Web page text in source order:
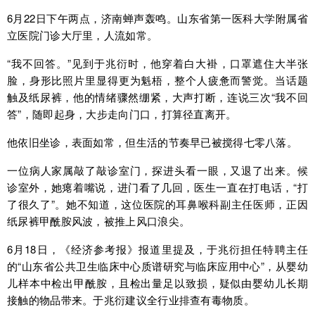
6月22日下午两点，济南蝉声轰鸣。山东省第一医科大学附属省
立医院门诊大厅里，人流如常。
“我不回答。”见到于兆衍时，他穿着白大褂，口罩遮住大半张
脸，身形比照片里显得更为魁梧，整个人疲惫而警觉。当话题
触及纸尿裤，他的情绪骤然绷紧，大声打断，连说三次“我不回
答”，随即起身，大步走向门口，打算径直离开。
他依旧坐诊，表面如常，但生活的节奏早已被搅得七零八落。
一位病人家属敲了敲诊室门，探进头看一眼，又退了出来。候
诊室外，她瘪着嘴说，进门看了几回，医生一直在打电话，“打
了很久了”。她不知道，这位医院的耳鼻喉科副主任医师，正因
纸尿裤甲酰胺风波，被推上风口浪尖。
6月18日，《经济参考报》报道里提及，于兆衍担任特聘主任
的“山东省公共卫生临床中心质谱研究与临床应用中心”，从婴幼
儿样本中检出甲酰胺，且检出量足以致损，疑似由婴幼儿长期
接触的物品带来。于兆衍建议全行业排查有毒物质。